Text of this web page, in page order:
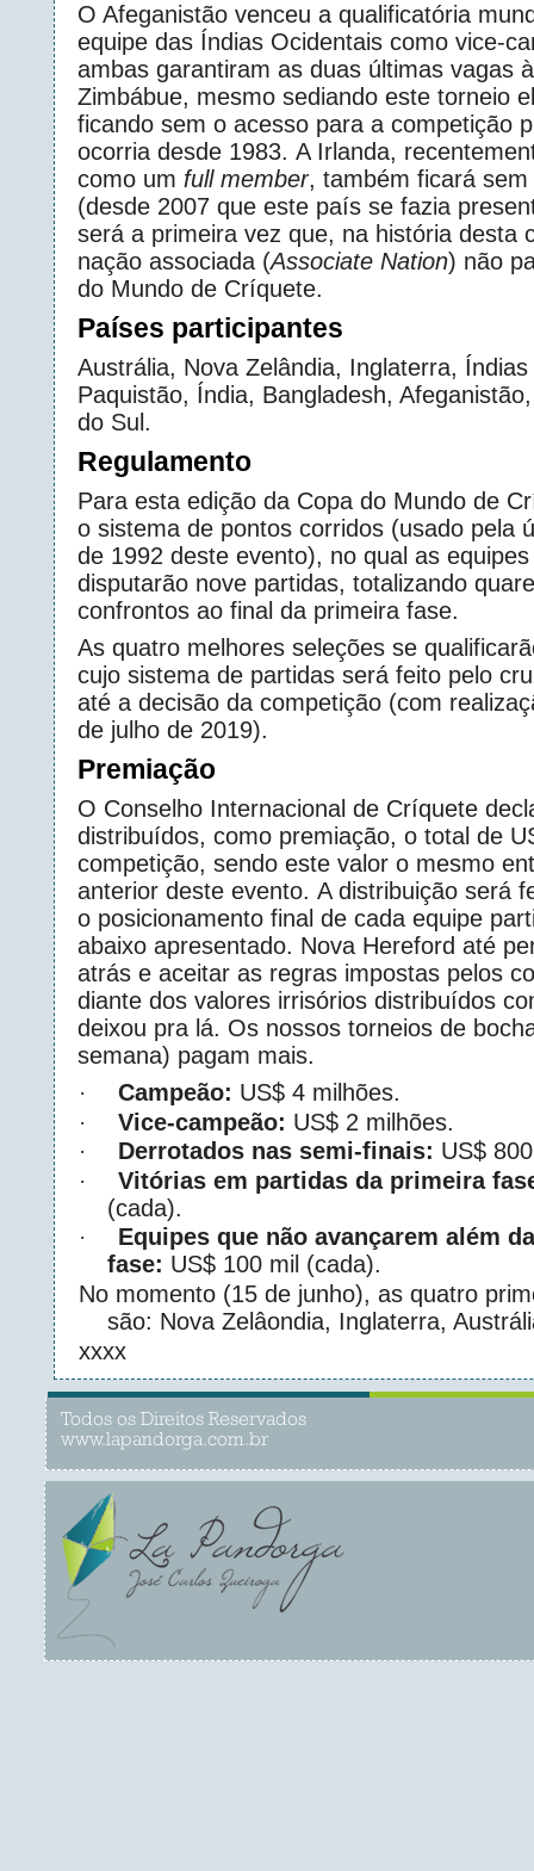
O Afeganistão venceu a qualificatória
equipe das Índias Ocidentais como vice-
ambas garantiram as duas últimas vagas
Zimbábue, mesmo sediando este torneio
ficando sem o acesso para a competição
ocorria desde 1983. A Irlanda,
como um full member, também ficará
(desde 2007 que este país se fazia
será a primeira vez que, na história desta
nação associada (Associate Nation) não
do Mundo de Críquete.
Países participantes
Austrália, Nova Zelândia, Inglaterra,
Paquistão, Índia, Bangladesh,
do Sul.
Regulamento
Para esta edição da Copa do Mundo de
o sistema de pontos corridos (usado pela
de 1992 deste evento), no qual as
disputarão nove partidas, totalizando
confrontos ao final da primeira fase.
As quatro melhores seleções se
cujo sistema de partidas será feito pelo
até a decisão da competição (com
de julho de 2019).
Premiação
O Conselho Internacional de Críquete
distribuídos, como premiação, o total de
competição, sendo este valor o mesmo
anterior deste evento. A distribuição será
o posicionamento final de cada equipe
abaixo apresentado. Nova Hereford até
atrás e aceitar as regras impostas pelos
diante dos valores irrisórios distribuídos
deixou pra lá. Os nossos torneios de
semana) pagam mais.
· Campeão: US$ 4 milhões.
· Vice-campeão: US$ 2 milhões.
· Derrotados nas semi-finais: US$
·
Vitórias em partidas da primeira
(cada).
·
Equipes que não avançarem além
fase: US$ 100 mil (cada).
No momento (15 de junho), as quatro
são: Nova Zelâondia, Inglaterra,
xxxx
Todos os Direitos Reservados
www.lapandorga.com.br